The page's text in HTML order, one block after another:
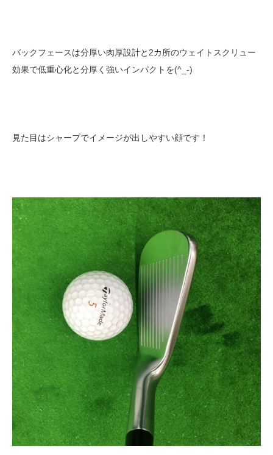
バックフェースは分厚い肉厚設計と2カ所のウェイトスクリュー
効果で低重心化と分厚く強いインパクトを(^_-)
見た目はシャープでイメージが出しやすい顔です！